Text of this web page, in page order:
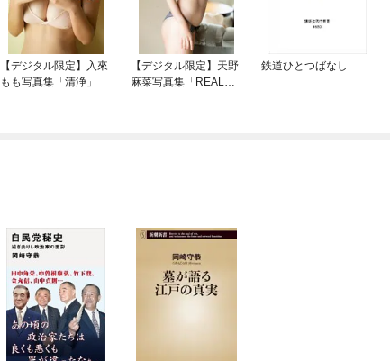
【デジタル限定】入來
もも写真集「清浄」
【デジタル限定】天野
麻菜写真集「REAL＆S
鉄道ひとつばなし